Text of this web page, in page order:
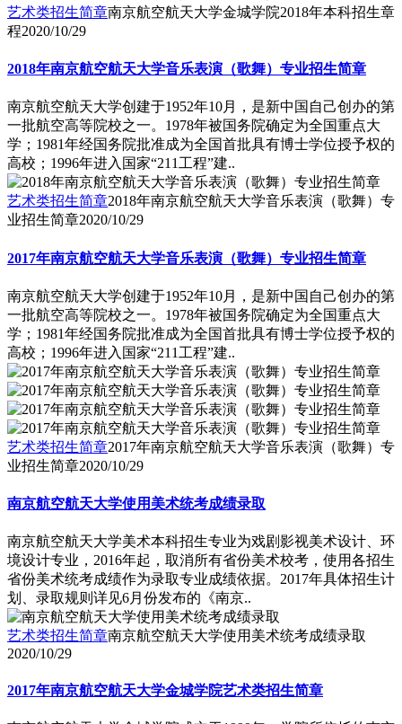
艺术类招生简章南京航空航天大学金城学院2018年本科招生章
程2020/10/29
2018年南京航空航天大学音乐表演（歌舞）专业招生简章
南京航空航天大学创建于1952年10月，是新中国自己创办的第
一批航空高等院校之一。1978年被国务院确定为全国重点大
学；1981年经国务院批准成为全国首批具有博士学位授予权的
高校；1996年进入国家“211工程”建..
艺术类招生简章2018年南京航空航天大学音乐表演（歌舞）专
业招生简章2020/10/29
2017年南京航空航天大学音乐表演（歌舞）专业招生简章
南京航空航天大学创建于1952年10月，是新中国自己创办的第
一批航空高等院校之一。1978年被国务院确定为全国重点大
学；1981年经国务院批准成为全国首批具有博士学位授予权的
高校；1996年进入国家“211工程”建..
艺术类招生简章2017年南京航空航天大学音乐表演（歌舞）专
业招生简章2020/10/29
南京航空航天大学使用美术统考成绩录取
南京航空航天大学美术本科招生专业为戏剧影视美术设计、环
境设计专业，2016年起，取消所有省份美术校考，使用各招生
省份美术统考成绩作为录取专业成绩依据。2017年具体招生计
划、录取规则详见6月份发布的《南京..
艺术类招生简章南京航空航天大学使用美术统考成绩录取
2020/10/29
2017年南京航空航天大学金城学院艺术类招生简章